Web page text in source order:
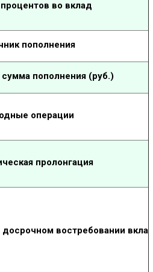
во вклад
пополнения
пополнения (руб.)
операции
пролонгация
востребовании